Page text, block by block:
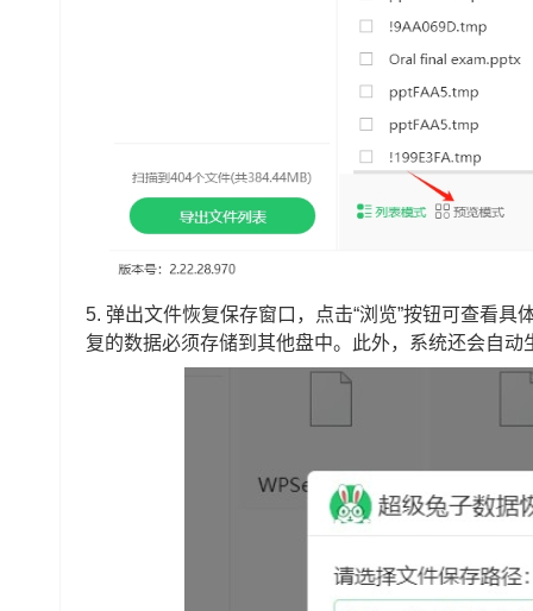
5. 弹出文件恢复保存窗口，点击“浏览”按钮可查看
复的数据必须存储到其他盘中。此外，系统还会自动